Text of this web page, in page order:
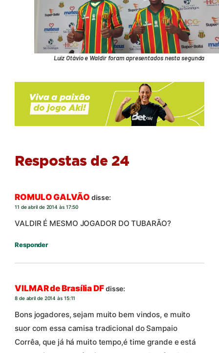
Luiz Otávio e Waldir foram apresentados nesta segunda
Respostas de 24
ROMULO GALVÃO disse:
11 de abril de 2014 às 17:50
VALDIR É MESMO JOGADOR DO TUBARÃO?
Responder
VILMAR de Brasília DFdisse:
8 de abril de 2014 às 15:11
Bons jogadores, sejam muito bem vindos, e muito
suor com essa camisa tradicional do Sampaio
Corrêa, que já há muito tempo,é time grande e está